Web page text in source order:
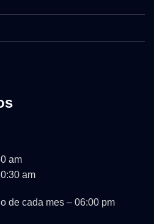
am
am
de cada mes – 06:00 pm